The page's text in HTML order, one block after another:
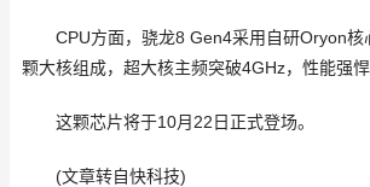
CPU方面，骁龙8 Gen4采用自研Oryon核
颗大核组成，超大核主频突破4GHz，性能强悍
这颗芯片将于10月22日正式登场。
(文章转自快科技)